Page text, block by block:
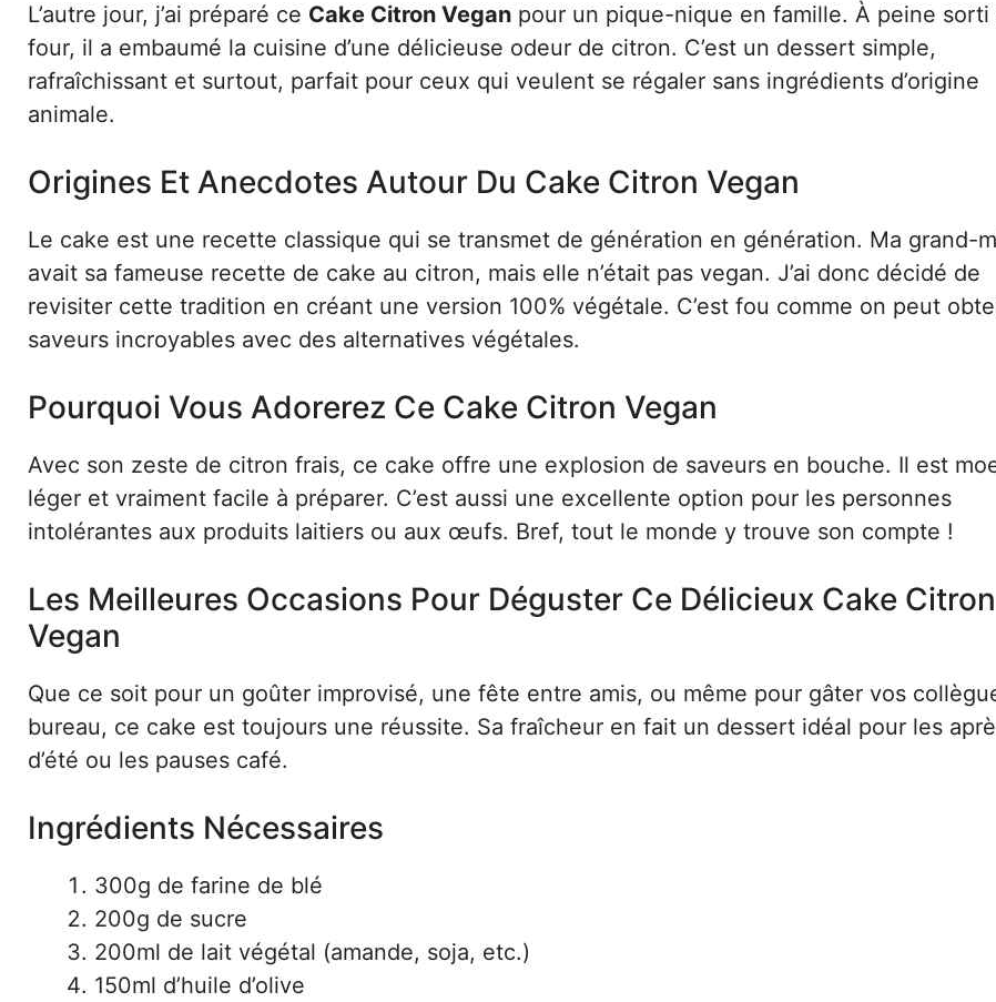
L’autre jour, j’ai préparé ce Cake Citron Vegan pour un pique-nique en famille. À peine sorti
four, il a embaumé la cuisine d’une délicieuse odeur de citron. C’est un dessert simple,
rafraîchissant et surtout, parfait pour ceux qui veulent se régaler sans ingrédients d’origine
animale.
Origines Et Anecdotes Autour Du Cake Citron Vegan
Le cake est une recette classique qui se transmet de génération en génération. Ma grand-
avait sa fameuse recette de cake au citron, mais elle n’était pas vegan. J’ai donc décidé de
revisiter cette tradition en créant une version 100% végétale. C’est fou comme on peut
saveurs incroyables avec des alternatives végétales.
Pourquoi Vous Adorerez Ce Cake Citron Vegan
Avec son zeste de citron frais, ce cake offre une explosion de saveurs en bouche. Il est
léger et vraiment facile à préparer. C’est aussi une excellente option pour les personnes
intolérantes aux produits laitiers ou aux œufs. Bref, tout le monde y trouve son compte !
Les Meilleures Occasions Pour Déguster Ce Délicieux Cake Citron
Vegan
Que ce soit pour un goûter improvisé, une fête entre amis, ou même pour gâter vos
bureau, ce cake est toujours une réussite. Sa fraîcheur en fait un dessert idéal pour les
d’été ou les pauses café.
Ingrédients Nécessaires
300g de farine de blé
200g de sucre
200ml de lait végétal (amande, soja, etc.)
150ml d’huile d’olive